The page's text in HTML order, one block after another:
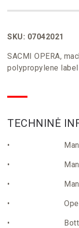
SKU: 07042021
SACMI OPERA,
polypropylene
TECHNINĖ
•
•
•
• Operation
• Bottle